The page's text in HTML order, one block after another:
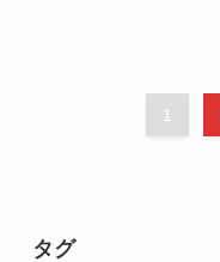
1
タグ